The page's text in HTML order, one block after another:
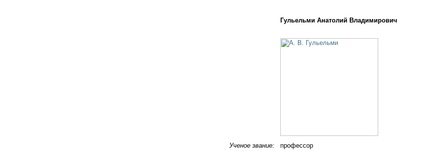
Гульельми Анатолий Владимирович
Ученое звание: профессор